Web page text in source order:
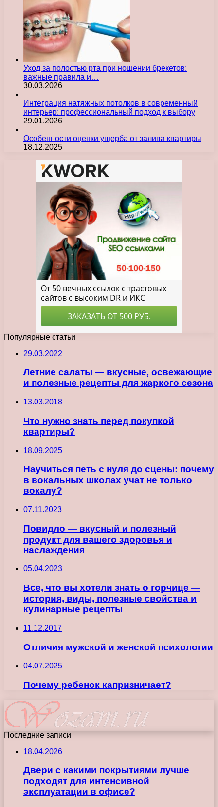
Уход за полостью рта при ношении брекетов:
важные правила и…
30.03.2026
Интеграция натяжных потолков в современный
интерьер: профессиональный подход к выбору
29.01.2026
Особенности оценки ущерба от залива квартиры
18.12.2025
Популярные статьи
29.03.2022
Летние салаты — вкусные, освежающие
и полезные рецепты для жаркого сезона
13.03.2018
Что нужно знать перед покупкой
квартиры?
18.09.2025
Научиться петь с нуля до сцены: почему
в вокальных школах учат не только
вокалу?
07.11.2023
Повидло — вкусный и полезный
продукт для вашего здоровья и
наслаждения
05.04.2023
Все, что вы хотели знать о горчице —
история, виды, полезные свойства и
кулинарные рецепты
11.12.2017
Отличия мужской и женской психологии
04.07.2025
Почему ребенок капризничает?
Последние записи
18.04.2026
Двери с какими покрытиями лучше
подходят для интенсивной
эксплуатации в офисе?